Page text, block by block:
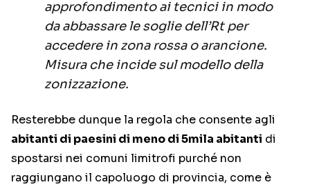
approfondimento ai tecnici in modo
da abbassare le soglie dell’Rt per
accedere in zona rossa o arancione.
Misura che incide sul modello della
zonizzazione.
Resterebbe dunque la regola che consente agli
abitanti di paesini di meno di 5mila abitanti di
spostarsi nei comuni limitrofi purché non
raggiungano il capoluogo di provincia, come è